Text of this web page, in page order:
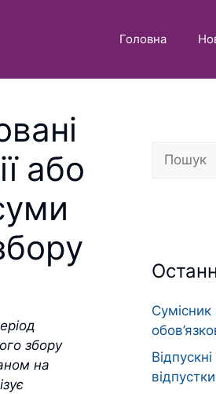
Головна
або
збору
на
Пошук